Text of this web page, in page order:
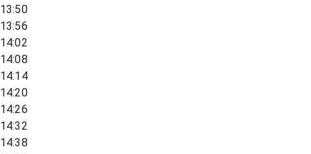
13:50
13:56
14:02
14:08
14:14
14:20
14:26
14:32
14:38